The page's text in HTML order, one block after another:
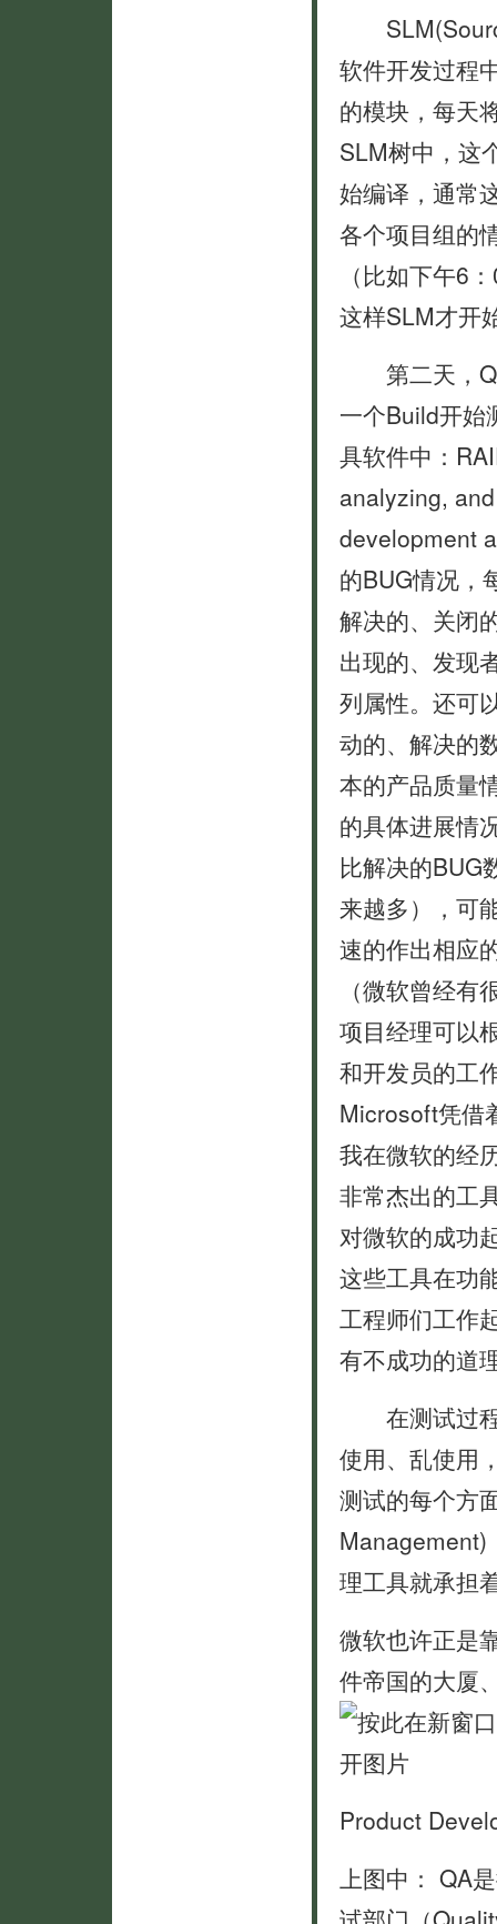
软件开发过程
的模块，每天
SLM树中，这
始编译，通常
各个项目组的
（比如下午6
这样SLM才开
第二天，
一个Build开始
具软件中：
analyzing,
development
的BUG情况，
解决的、关闭
出现的、发现
列属性。还可
动的、解决的
本的产品质量
的具体进展情
比解决的BUG
来越多），可
速的作出相应
（微软曾经
项目经理可以
和开发员的工
Microsoft凭借
我在微软的经
非常杰出的工
对微软的成功
这些工具在功
工程师们工作
有不成功的道
在测试过程
使用、乱使用
测试的每个方
Management)
理工具就承担
微软也许正是
件帝国的大厦
Product
上图中： QA